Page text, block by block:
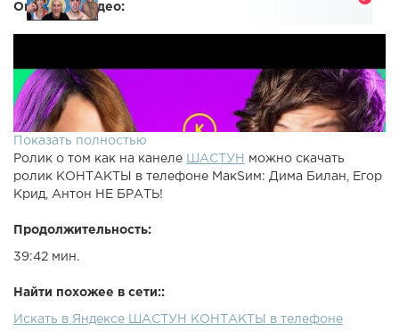
Описание видео:
Показать полностью
Ролик о том как на канеле
ШАСТУН
можно скачать
ролик КОНТАКТЫ в телефоне МакSим: Дима Билан, Егор
Крид, Антон НЕ БРАТЬ!
Продолжительность:
39:42 мин.
Найти похожее в сети::
Искать в Яндексе ШАСТУН КОНТАКТЫ в телефоне